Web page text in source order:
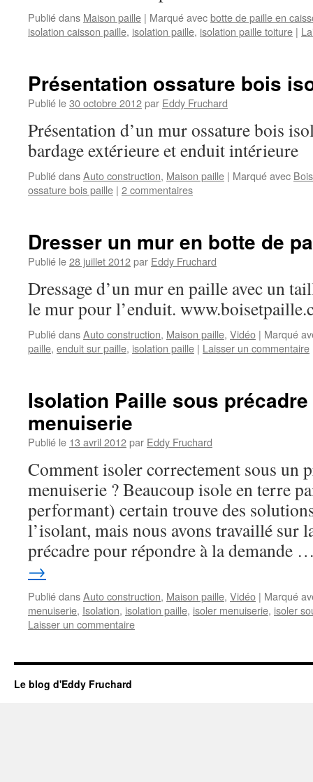
Publié dans Maison paille | Marqué avecbotte de paille en
isolation caisson paille, isolation paille, isolation paille toiture |
Présentation ossature bois
Publié le30 octobre 2012par Eddy Fruchard
Présentation d’un mur ossature bois
bardage extérieure et enduit intérieure
Publié dansAuto construction, Maison paille | Marqué avec
ossature bois paille | 2 commentaires
Dresser un mur en botte de
Publié le28 juillet 2012par Eddy Fruchard
Dressage d’un mur en paille avec un
le mur pour l’enduit.
Publié dansAuto construction, Maison paille, Vidéo | Marqué
paille, enduit sur paille, isolation paille | Laisser un commentaire
Isolation Paille sous précadre
menuiserie
Publié le 13 avril 2012par Eddy Fruchard
Comment isoler correctement sous un
menuiserie ? Beaucoup isole en terre
performant) certain trouve des
l’isolant, mais nous avons travaillé sur
précadre pour répondre à la demande
→
Publié dansAuto construction, Maison paille, Vidéo | Marqué
menuiserie, Isolation, isolation paille, isoler menuiserie, isoler
Laisser un commentaire
Le blog d'Eddy Fruchard